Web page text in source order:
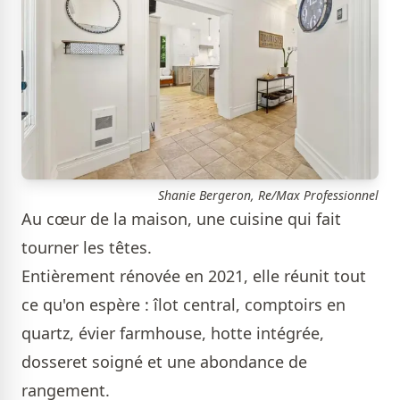
Shanie Bergeron, Re/Max Professionnel
Au cœur de la maison, une cuisine qui fait
tourner les têtes.
Entièrement rénovée en 2021, elle réunit tout
ce qu'on espère : îlot central, comptoirs en
quartz, évier farmhouse, hotte intégrée,
dosseret soigné et une abondance de
rangement.